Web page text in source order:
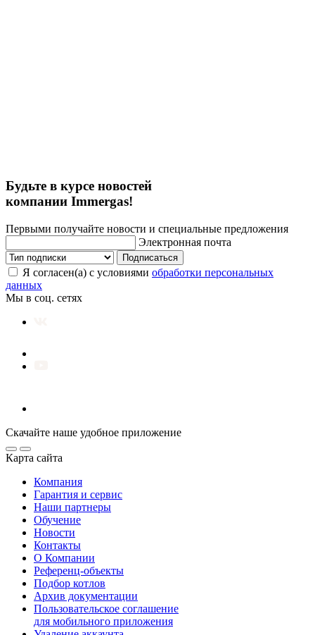
Будьте в курсе новостей
компании Immergas!
Первыми получайте новости и специальные предложения
Электронная почта
Подписаться
Я согласен(а) с условиями обработки персональных
данных
Мы в соц. сетях
Скачайте наше удобное приложение
Карта сайта
Компания
Гарантия и сервис
Наши партнеры
Обучение
Новости
Контакты
О Компании
Референц-объекты
Подбор котлов
Архив документации
Пользовательское соглашение
для мобильного приложения